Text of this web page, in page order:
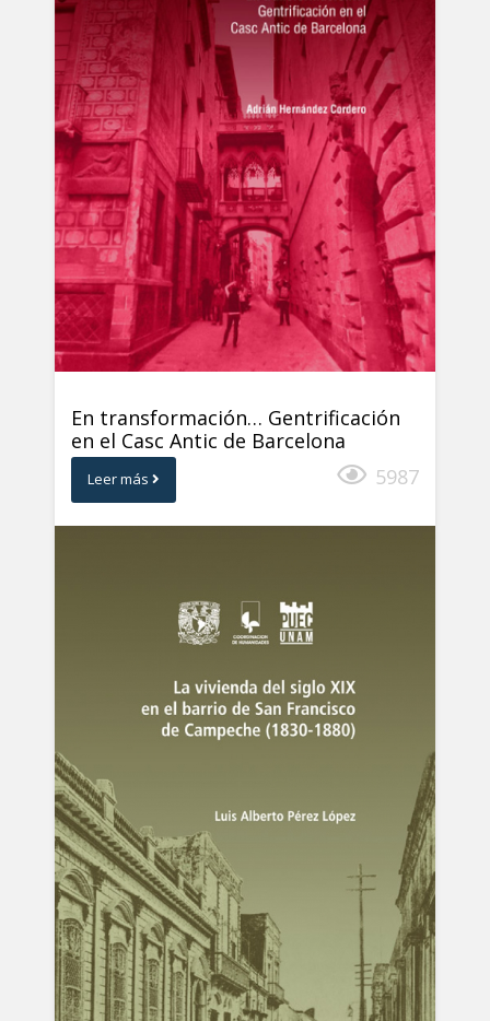
En transformación… Gentrificación
en el Casc Antic de Barcelona
Leer más 5987